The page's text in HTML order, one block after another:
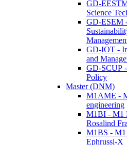
GD-
Science
GD-ESEM
GD-IOT -
and
GD-SCUP
Policy
Master (DNM)
M1AME -
engineering
M1BI - M1
Rosalind
M1BS - M1
Ephrussi-X